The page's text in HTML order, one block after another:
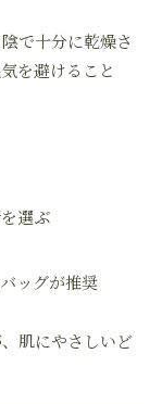
で十分に乾燥さ
を避けること
選ぶ
ッグが推奨
肌にやさしいど